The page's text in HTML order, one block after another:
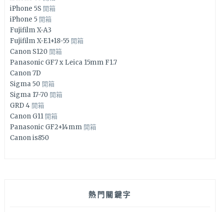
iPhone 5S 開箱
iPhone 5 開箱
Fujifilm X-A3
Fujifilm X-E1+18-55 開箱
Canon S120 開箱
Panasonic GF7 x Leica 15mm F1.7
Canon 7D
Sigma 50 開箱
Sigma 17-70 開箱
GRD 4 開箱
Canon G11 開箱
Panasonic GF2+14mm 開箱
Canon is850
熱門關鍵字